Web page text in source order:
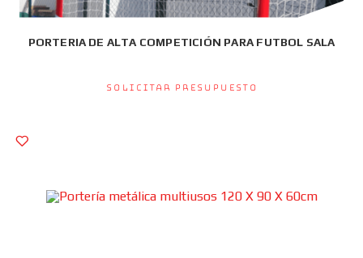
PORTERIA DE ALTA COMPETICIÓN PARA FUTBOL SALA
Solicitar presupuesto